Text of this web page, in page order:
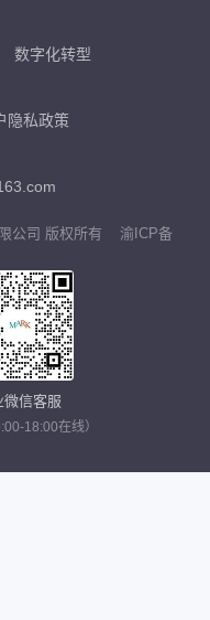
数字化转型
隐私政策
公司 版权所有
渝ICP备
微信客服
18:00在线）